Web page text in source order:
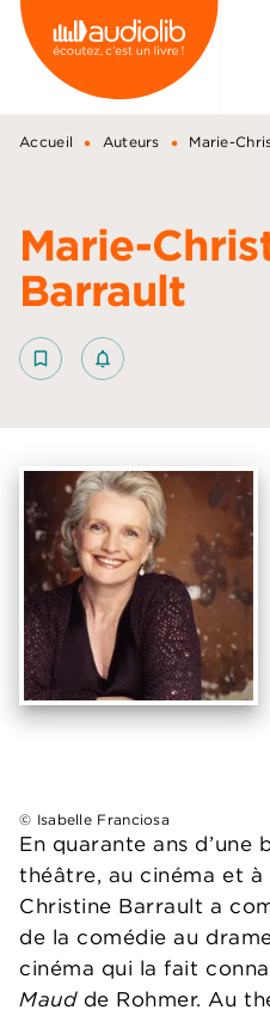
MENU RECHERCHE
PIED DE PAGE
Accueil • Auteurs • Marie-
Marie-
Barrault
bookmark_border
En quarante ans d’une
théâtre, au cinéma et
Christine Barrault a
de la comédie au
cinéma qui la fait
Maudde Rohmer. Au
© Isabelle Franciosa